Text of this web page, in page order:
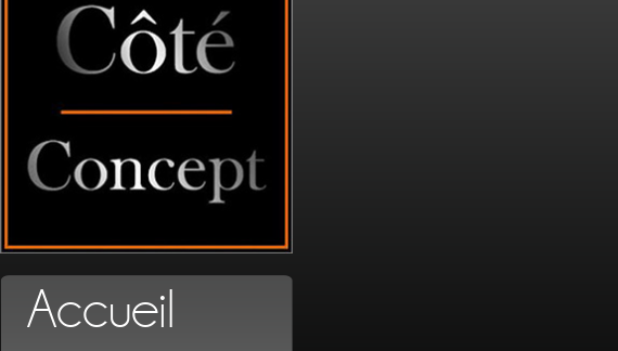
Accueil